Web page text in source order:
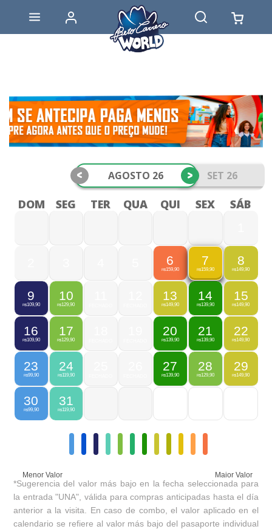
AGOSTO 26 SET 26
< >
DOM SEG TER QUA QUI SEX SÁB
6
R$159,90
7
R$159,90
8
R$149,90
9
R$109,90
10
R$129,90
13
R$149,90
14
R$139,90
15
R$149,90
16
R$109,90
17
R$129,90
20
R$139,90
21
R$139,90
22
R$149,90
23
R$99,90
24
R$119,90
27
R$139,90
28
R$129,90
29
R$149,90
30
R$99,90
31
R$119,90
Menor Valor Maior Valor
*Sugerencia del valor más bajo en la fecha seleccionada para
la entrada "UNA", válida para compras anticipadas hasta el día
anterior a la visita. En caso de combo, el valor aplicado en el
calendario se refiere al valor más bajo del pasaporte individual